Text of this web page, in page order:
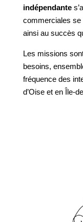
indépendante
commerciales se
ainsi au succès
Les missions
besoins,
fréquence des
d’Oise et en Île-